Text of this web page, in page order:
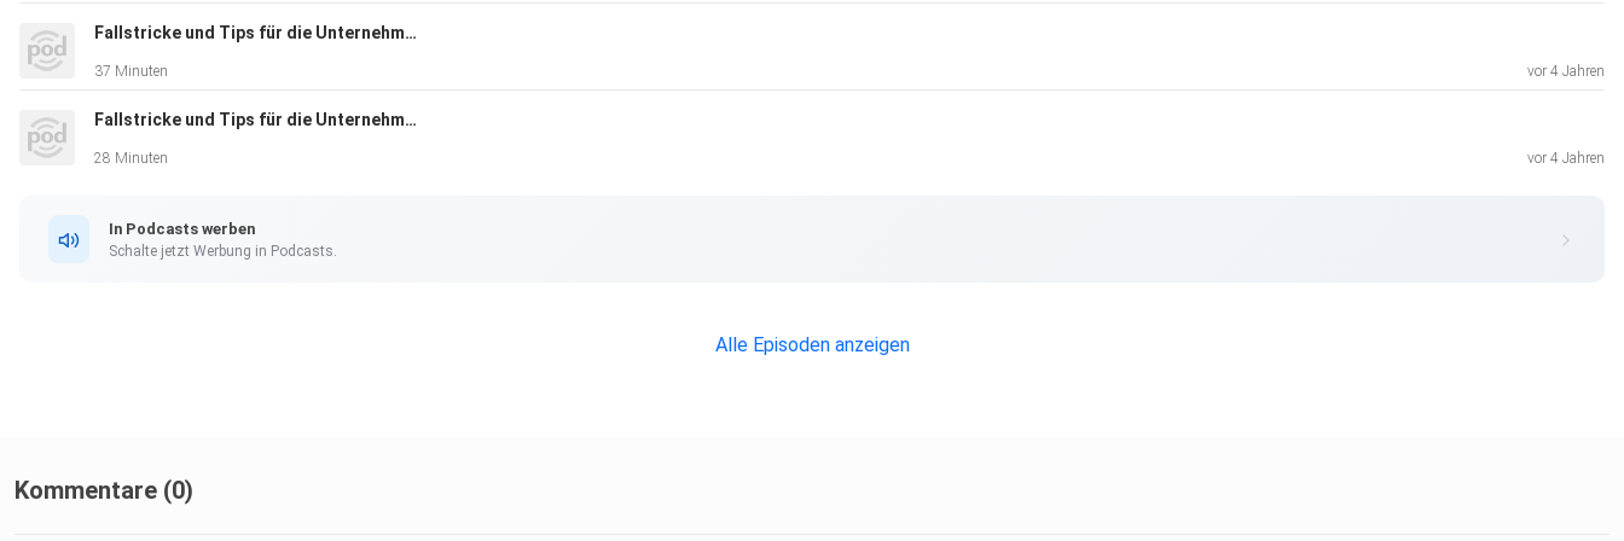
https://bohlsener-muehle.de/
https://www.finnest.com/de/
Fallstricke und Tips für die Unternehmenssanierung Teil II
37 Minuten vor 4 Jahren
Fallstricke und Tips für die Unternehmenssanierung Teil I
28 Minuten vor 4 Jahren
In Podcasts werben
Schalte jetzt Werbung in Podcasts.
Alle Episoden anzeigen
Kommentare (0)